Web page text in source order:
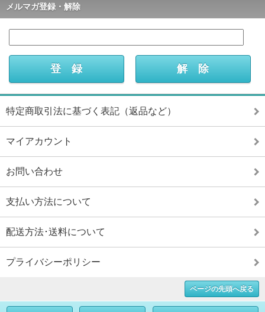
メルマガ登録・解除
特定商取引法に基づく表記（返品など）
マイアカウント
お問い合わせ
支払い方法について
配送方法･送料について
プライバシーポリシー
ページの先頭へ戻る